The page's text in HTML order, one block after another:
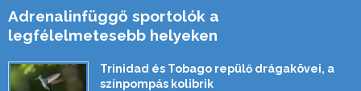
Adrenalinfüggő sportolók a
legfélelmetesebb helyeken
Trinidad és Tobago repülő drágakövei, a
színpompás kolibrik